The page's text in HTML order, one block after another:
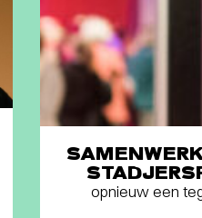
opnieuw een